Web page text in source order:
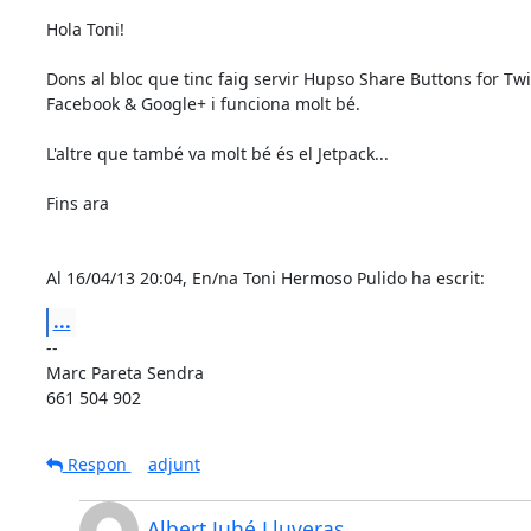
Hola Toni!
Dons al bloc que tinc faig servir Hupso Share Buttons for
Facebook & Google+ i funciona molt bé.
L'altre que també va molt bé és el Jetpack...
Fins ara
Al 16/04/13 20:04, En/na Toni Hermoso Pulido ha escrit:
...
--
Marc Pareta Sendra
661 504 902
Respon
adjunt